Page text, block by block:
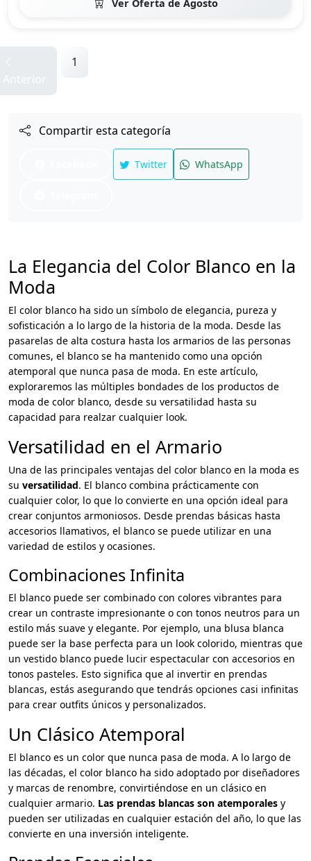
Ver Oferta de Agosto
1
Compartir esta categoría
Twitter WhatsApp
La Elegancia del Color Blanco en la
Moda
El color blanco ha sido un símbolo de elegancia, pureza y
sofisticación a lo largo de la historia de la moda. Desde las
pasarelas de alta costura hasta los armarios de las personas
comunes, el blanco se ha mantenido como una opción
atemporal que nunca pasa de moda. En este artículo,
exploraremos las múltiples bondades de los productos de
moda de color blanco, desde su versatilidad hasta su
capacidad para realzar cualquier look.
Versatilidad en el Armario
Una de las principales ventajas del color blanco en la moda es
su versatilidad. El blanco combina prácticamente con
cualquier color, lo que lo convierte en una opción ideal para
crear conjuntos armoniosos. Desde prendas básicas hasta
accesorios llamativos, el blanco se puede utilizar en una
variedad de estilos y ocasiones.
Combinaciones Infinita
El blanco puede ser combinado con colores vibrantes para
crear un contraste impresionante o con tonos neutros para un
estilo más suave y elegante. Por ejemplo, una blusa blanca
puede ser la base perfecta para un look colorido, mientras que
un vestido blanco puede lucir espectacular con accesorios en
tonos pasteles. Esto significa que al invertir en prendas
blancas, estás asegurando que tendrás opciones casi infinitas
para crear outfits únicos y personalizados.
Un Clásico Atemporal
El blanco es un color que nunca pasa de moda. A lo largo de
las décadas, el color blanco ha sido adoptado por diseñadores
y marcas de renombre, convirtiéndose en un clásico en
cualquier armario. Las prendas blancas son atemporales y
pueden ser utilizadas en cualquier estación del año, lo que las
convierte en una inversión inteligente.